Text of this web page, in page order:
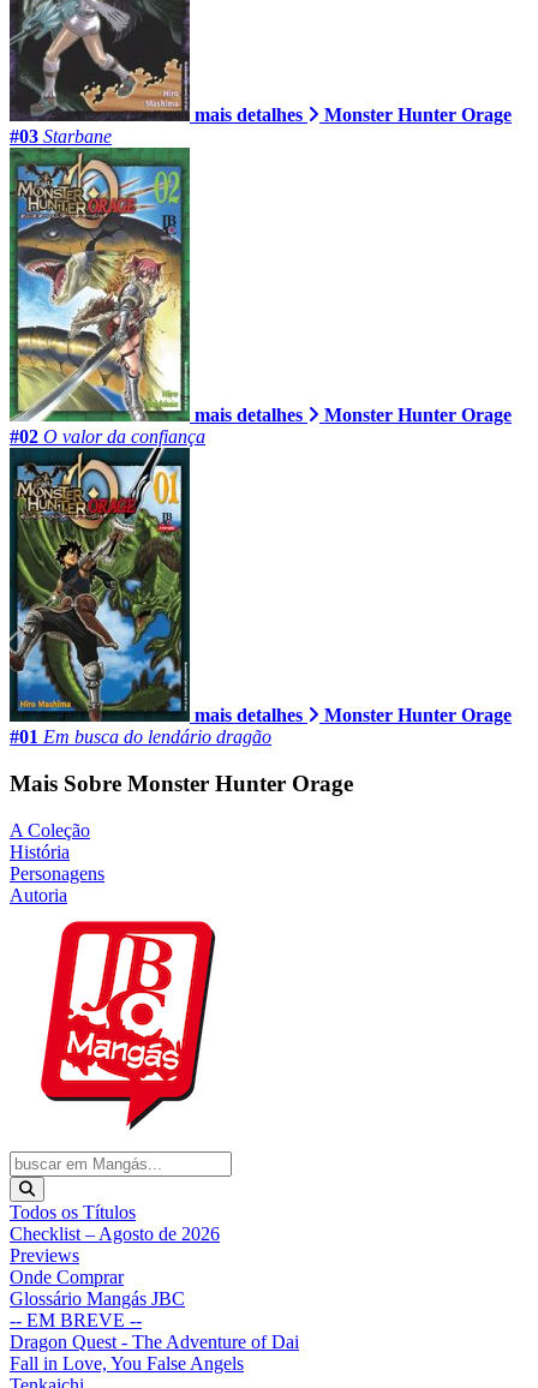
mais detalhes
Monster Hunter Orage
#03 Starbane
mais detalhes
Monster Hunter Orage
#02 O valor da confiança
mais detalhes
Monster Hunter Orage
#01 Em busca do lendário dragão
Mais Sobre Monster Hunter Orage
A Coleção
História
Personagens
Autoria
Todos os Títulos
Checklist – Agosto de 2026
Previews
Onde Comprar
Glossário Mangás JBC
-- EM BREVE --
Dragon Quest - The Adventure of Dai
Fall in Love, You False Angels